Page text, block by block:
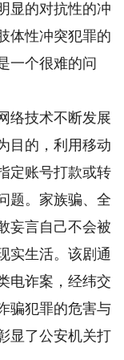
显的对抗性的冲
体性冲突犯罪的
一个很难的问
络技术不断发展
目的，利用移动
定账号打款或转
题。家族骗、全
妄言自己不会被
实生活。该剧通
电诈案，经纬交
骗犯罪的危害与
显了公安机关打